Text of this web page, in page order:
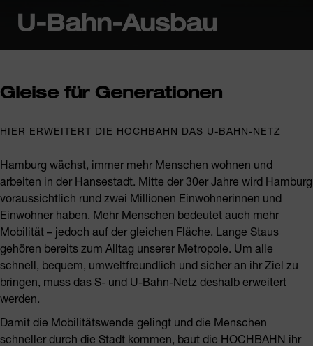
U-Bahn-Ausbau
Gleise für Generationen
HIER ERWEITERT DIE HOCHBAHN DAS U-BAHN-NETZ
Hamburg wächst, immer mehr Menschen wohnen und
arbeiten in der Hansestadt. Mitte der 30er Jahre wird Hamburg
voraussichtlich rund zwei Millionen Einwohnerinnen und
Einwohner haben. Mehr Menschen bedeutet auch mehr
Mobilität – jedoch auf der gleichen Fläche. Lange Staus
gehören bereits zum Alltag unserer Metropole. Um alle
schnell, bequem, umweltfreundlich und sicher an ihr Ziel zu
bringen, muss das S- und U-Bahn-Netz deshalb erweitert
werden.
Damit die Mobilitätswende gelingt und die Menschen
schneller durch die Stadt kommen, baut die HOCHBAHN ihr